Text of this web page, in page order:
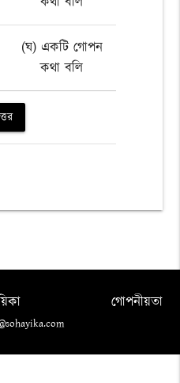
(ঘ) একটি গোপন
কথা বলি
গোপনীয়তা